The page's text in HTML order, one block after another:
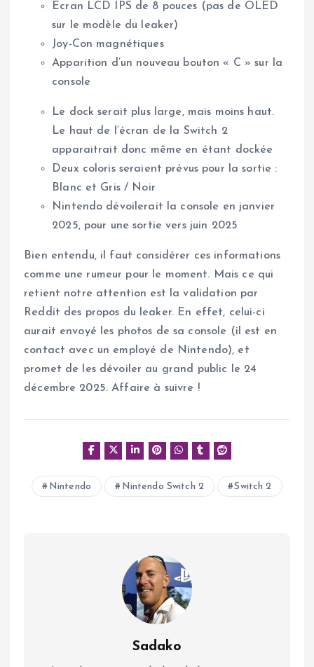
Ecran LCD IPS de 8 pouces (pas de OLED
sur le modèle du leaker)
Joy-Con magnétiques
Apparition d’un nouveau bouton « C » sur la
console
Le dock serait plus large, mais moins haut.
Le haut de l’écran de la Switch 2
apparaitrait donc même en étant dockée
Deux coloris seraient prévus pour la sortie :
Blanc et Gris / Noir
Nintendo dévoilerait la console en janvier
2025, pour une sortie vers juin 2025
Bien entendu, il faut considérer ces informations
comme une rumeur pour le moment. Mais ce qui
retient notre attention est la validation par
Reddit des propos du leaker. En effet, celui-ci
aurait envoyé les photos de sa console (il est en
contact avec un employé de Nintendo), et
promet de les dévoiler au grand public le 24
décembre 2025. Affaire à suivre !
Nintendo Nintendo Switch 2 Switch 2
Sadako